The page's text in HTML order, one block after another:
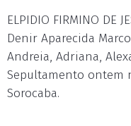
ELPIDIO FIRMINO DE
Denir Aparecida
Andreia, Adriana,
Sepultamento ontem
Sorocaba.